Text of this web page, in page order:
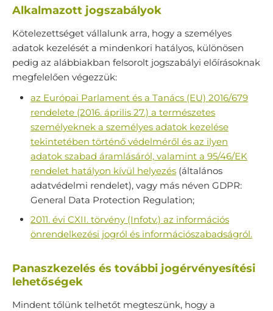
Alkalmazott jogszabályok
Kötelezettséget vállalunk arra, hogy a személyes
adatok kezelését a mindenkori hatályos, különösen
pedig az alábbiakban felsorolt jogszabályi előírásoknak
megfelelően végezzük:
az Európai Parlament és a Tanács (EU) 2016/679
rendelete (2016. április 27.) a természetes
személyeknek a személyes adatok kezelése
tekintetében történő védelméről és az ilyen
adatok szabad áramlásáról, valamint a 95/46/EK
rendelet hatályon kívül helyezés (általános
adatvédelmi rendelet), vagy más néven GDPR:
General Data Protection Regulation;
2011. évi CXII. törvény (Infotv.) az információs
önrendelkezési jogról és információszabadságról.
Panaszkezelés és további jogérvényesítési
lehetőségek
Mindent tőlünk telhetőt megteszünk, hogy a